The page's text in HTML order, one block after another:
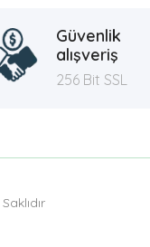
Güvenlik
alışveriş
256 Bit SSL